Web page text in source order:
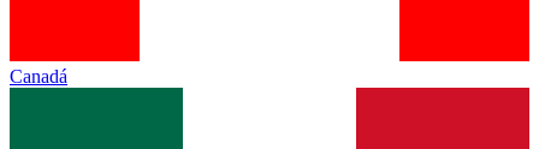
Canadá